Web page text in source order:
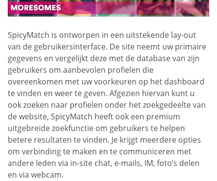
SpicyMatch is ontworpen in een uitstekende lay-out
van de gebruikersinterface. De site neemt uw primaire
gegevens en vergelijkt deze met de database van zijn
gebruikers om aanbevolen profielen die
overeenkomen met uw voorkeuren op het dashboard
te vinden en weer te geven. Afgezien hiervan kunt u
ook zoeken naar profielen onder het zoekgedeelte van
de website, SpicyMatch heeft ook een premium
uitgebreide zoekfunctie om gebruikers te helpen
betere resultaten te vinden. Je krijgt meerdere opties
om verbinding te maken en te communiceren met
andere leden via in-site chat, e-mails, IM, foto’s delen
en via webcam.